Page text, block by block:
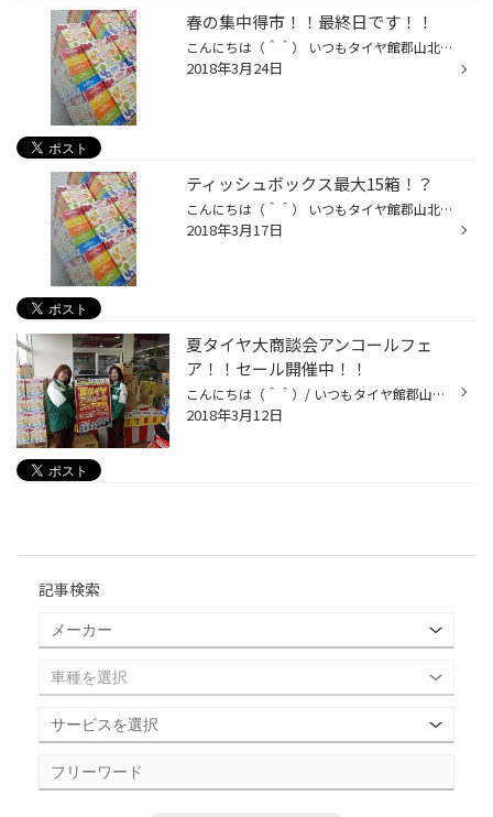
春の集中得市！！最終日です！！
こんにちは（＾＾） いつもタイヤ館郡山北WEBをご覧頂きましてありがとうございます！！ 只今、集中得市を開催中です！！ そして3月25日（日）！！！売り出し最終日です！！！ 期間中タイヤをご購入頂きますと、なんと！！！ ティッシュBOXを最大15箱！！！！をプレゼント♪ ティッシュBOXタワー！！...
2018年3月24日
ティッシュボックス最大15箱！？
こんにちは（＾＾） いつもタイヤ館郡山北WEBをご覧いただきましてありがとうございます！！ さて本日から始まりました、『春の集中得市！！』 たくさんのご来店ありがとうございました（＊＾＾＊） 風は冷たかったのですが・・・お天気もよく♪ 夏タイヤへの交換も始まってまいりました（＊＾＾＊）...
2018年3月17日
夏タイヤ大商談会アンコールフェ
ア！！セール開催中！！
こんにちは（＾＾）/ いつもタイヤ館郡山北WEBをご覧いただきましてありがとうございます♪ 先週末は『夏タイヤ大商談会アンコールフェア』を開催させていただきました！！ たくさんのご来店ありがとうございました（＾O＾）/ 残念ながら週末ご来店できなかったお客様も居られたかと思いますので、 ...
2018年3月12日
記事検索